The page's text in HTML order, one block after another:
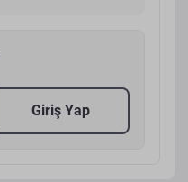
Giriş Yap